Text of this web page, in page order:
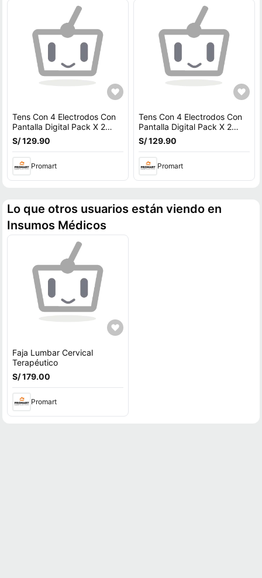
Tens Con 4 Electrodos Con
Pantalla Digital Pack X 2
Unidades
S/ 129.90
Promart
Tens Con 4 Electrodos Con
Pantalla Digital Pack X 2
Unidades
S/ 129.90
Promart
Lo que otros usuarios están viendo en
Insumos Médicos
Faja Lumbar Cervical
Terapéutico
S/ 179.00
Promart